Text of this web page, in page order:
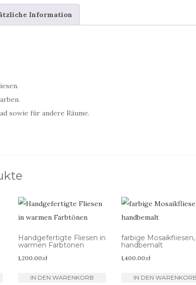
Information
sowie für andere Räume.
Handgefertigte Fliesen in
warmen Farbtönen
1,200.00zł
IN DEN WARENKORB
farbige Mosaikfliesen,
handbemalt
1,400.00zł
IN DEN WARENKORB